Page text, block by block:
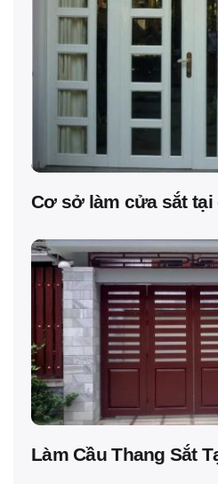
Cơ sở làm cửa sắt tại
Làm Cầu Thang Sắt